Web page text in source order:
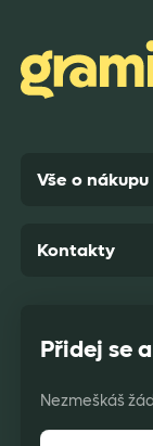
Anonym,před
Vše o nákupu
Přidej se
Nezmeškáš
Kontakty